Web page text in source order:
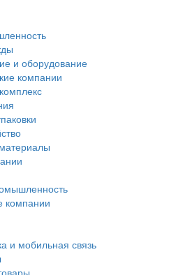
и оборудование
компании
компании
и мобильная связь